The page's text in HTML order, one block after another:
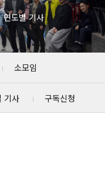
연도별 기사
소모임
기사 구독신청